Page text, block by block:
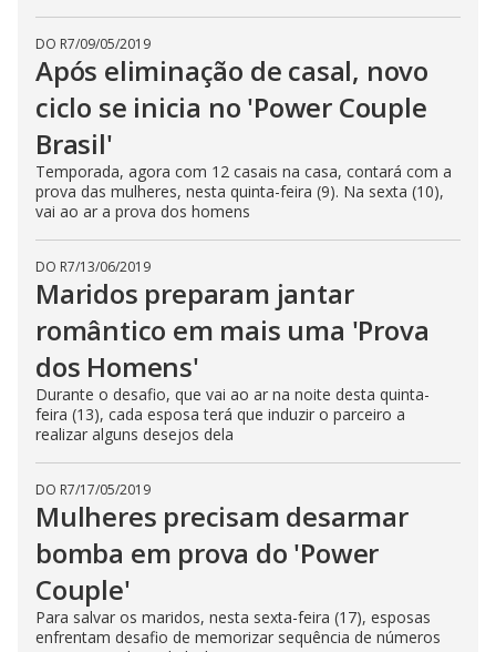
DO R7/09/05/2019
Após eliminação de casal, novo
ciclo se inicia no 'Power Couple
Brasil'
Temporada, agora com 12 casais na casa, contará com a
prova das mulheres, nesta quinta-feira (9). Na sexta (10),
vai ao ar a prova dos homens
DO R7/13/06/2019
Maridos preparam jantar
romântico em mais uma 'Prova
dos Homens'
Durante o desafio, que vai ao ar na noite desta quinta-
feira (13), cada esposa terá que induzir o parceiro a
realizar alguns desejos dela
DO R7/17/05/2019
Mulheres precisam desarmar
bomba em prova do 'Power
Couple'
Para salvar os maridos, nesta sexta-feira (17), esposas
enfrentam desafio de memorizar sequência de números